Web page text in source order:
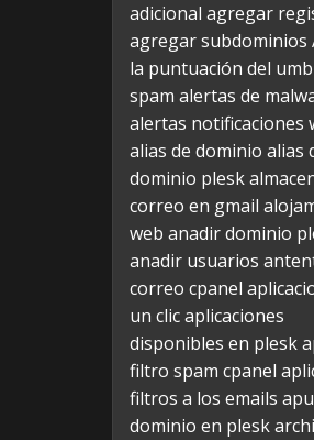
adicional agregar
agregar subdominios
la puntuación del
spam alertas de
alertas notificaciones
alias de dominio alias
dominio plesk
correo en gmail
web anadir dominio
anadir usuarios
correo cpanel
un clicaplicaciones
disponibles en plesk
filtro spam cpanel
filtros a los emails
dominio en plesk